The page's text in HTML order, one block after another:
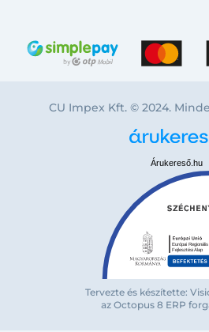
Bejelentkezés e-mail-címmel
CU Impex Kft. © 2024.
Árukereső.hu
Tervezte és készítette:
az Octopus 8 ERP